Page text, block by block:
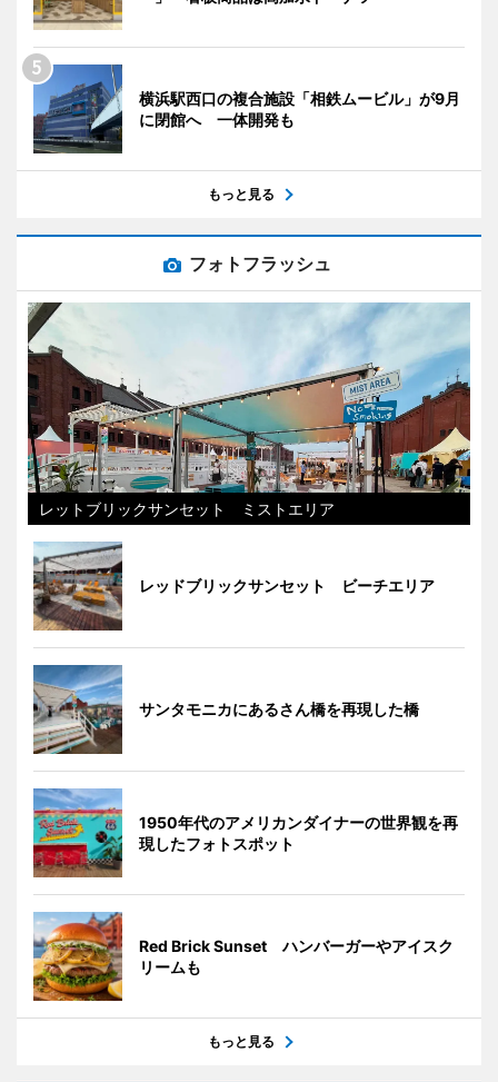
横浜駅西口の複合施設「相鉄ムービル」が9月
に閉館へ 一体開発も
もっと見る
フォトフラッシュ
レットブリックサンセット ミストエリア
レッドブリックサンセット ビーチエリア
サンタモニカにあるさん橋を再現した橋
1950年代のアメリカンダイナーの世界観を再
現したフォトスポット
Red Brick Sunset ハンバーガーやアイスク
リームも
もっと見る